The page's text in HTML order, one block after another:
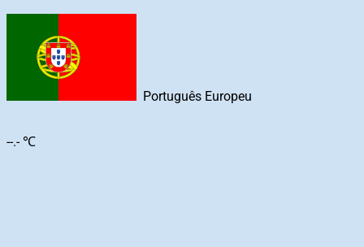
Português Europeu
--.- ℃